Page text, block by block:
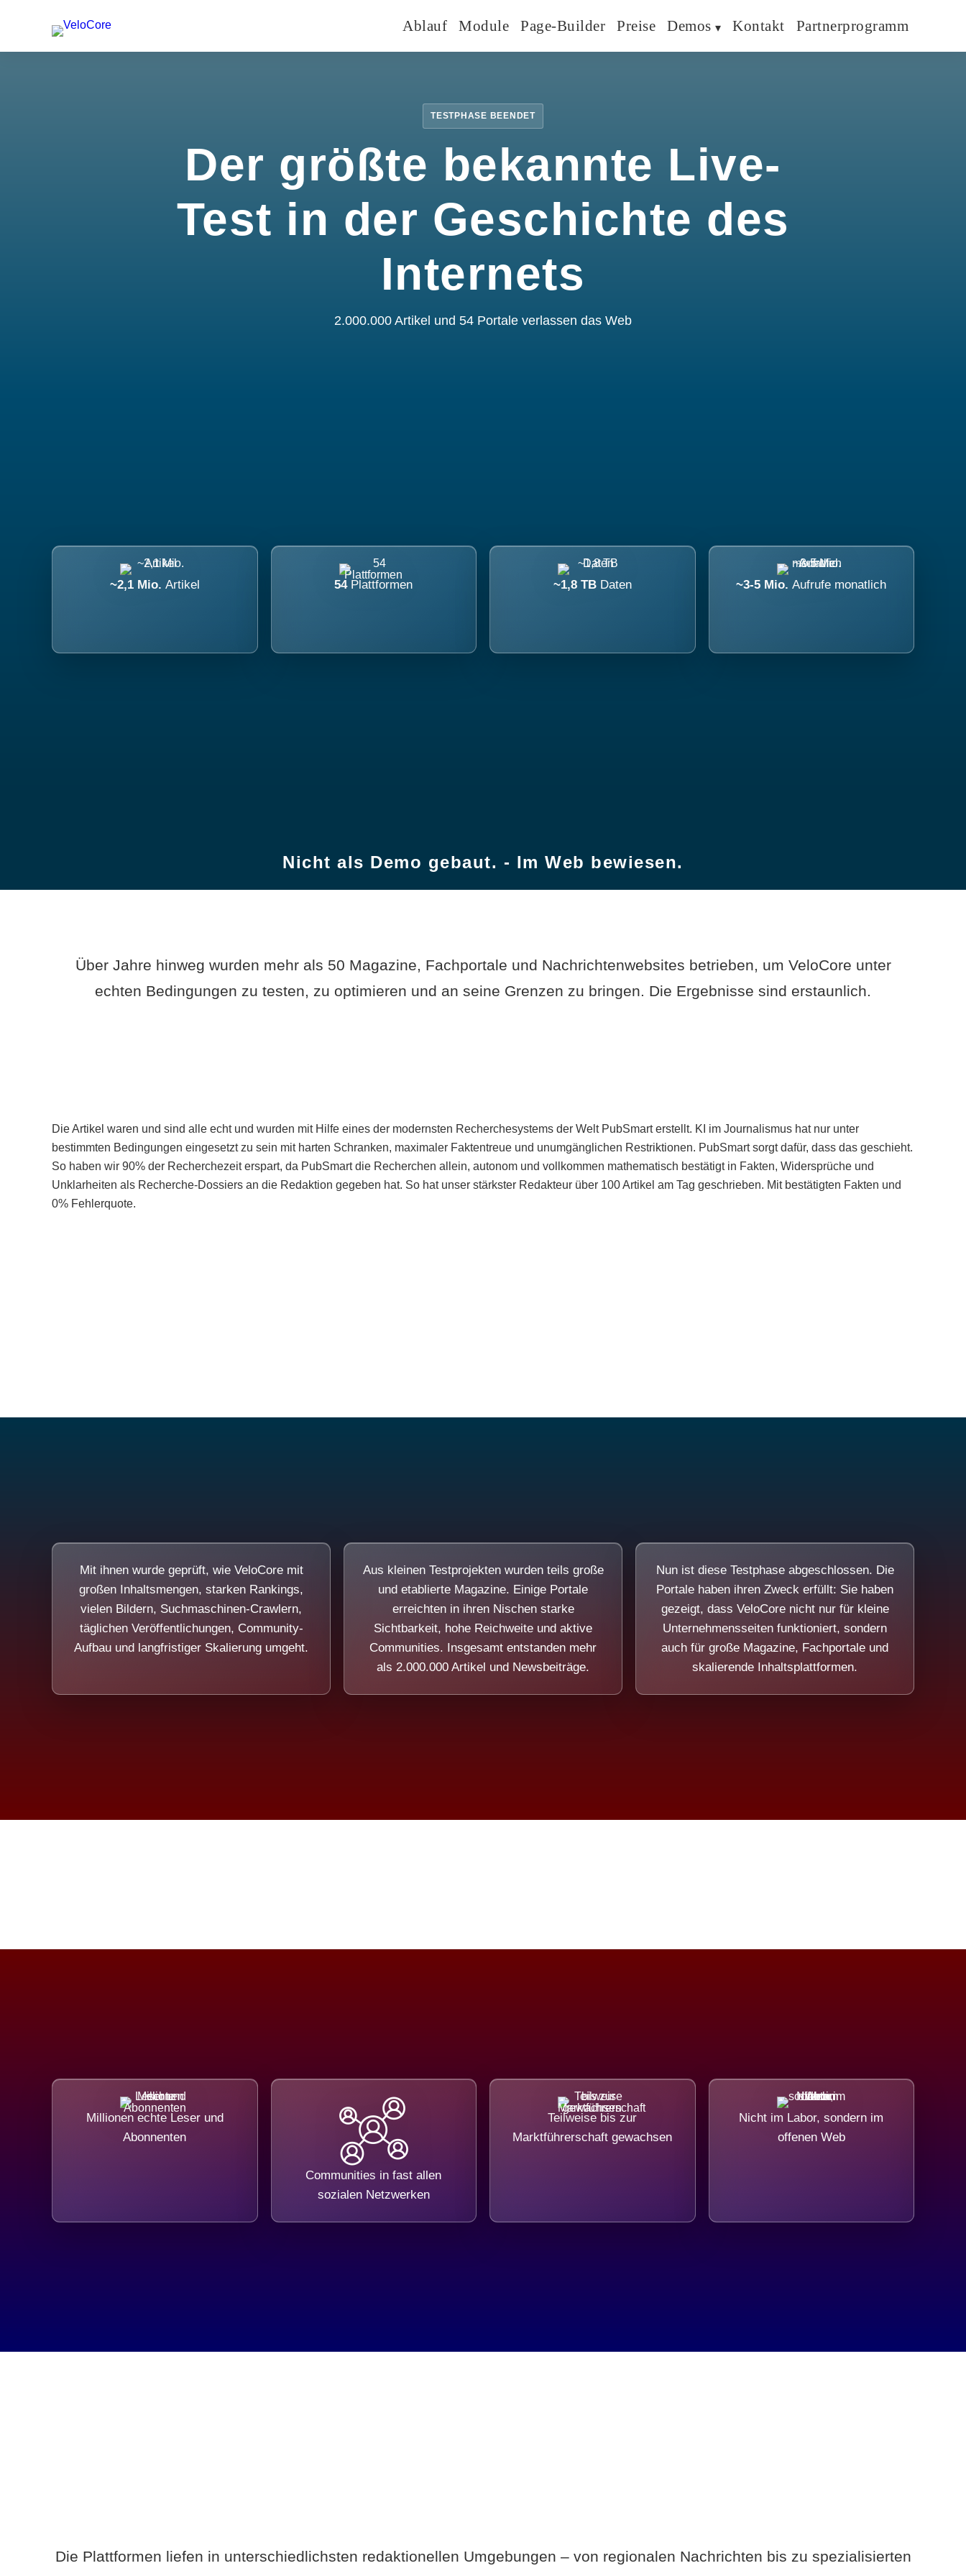
Ablauf Module Page-Builder Preise Demos Kontakt Partnerprogramm
TESTPHASE BEENDET
Der größte bekannte Live-
Test in der Geschichte des
Internets
2.000.000 Artikel und 54 Portale verlassen das Web
~2,1 Mio. Artikel 54 Plattformen ~1,8 TB Daten ~3-5 Mio.Aufrufe monatlich
Nicht als Demo gebaut. - Im Web bewiesen.
Über Jahre hinweg wurden mehr als 50 Magazine, Fachportale und Nachrichtenwebsites betrieben, um VeloCore unter
echten Bedingungen zu testen, zu optimieren und an seine Grenzen zu bringen. Die Ergebnisse sind erstaunlich.
Die Artikel waren und sind alle echt und wurden mit Hilfe eines der modernsten Recherchesystems der Welt PubSmart erstellt. KI im Journalismus hat nur unter
bestimmten Bedingungen eingesetzt zu sein mit harten Schranken, maximaler Faktentreue und unumgänglichen Restriktionen. PubSmart sorgt dafür, dass das geschieht.
So haben wir 90% der Recherchezeit erspart, da PubSmart die Recherchen allein, autonom und vollkommen mathematisch bestätigt in Fakten, Widersprüche und
Unklarheiten als Recherche-Dossiers an die Redaktion gegeben hat. So hat unser stärkster Redakteur über 100 Artikel am Tag geschrieben. Mit bestätigten Fakten und
0% Fehlerquote.
Mit ihnen wurde geprüft, wie VeloCore mit
großen Inhaltsmengen, starken Rankings,
vielen Bildern, Suchmaschinen-Crawlern,
täglichen Veröffentlichungen, Community-
Aufbau und langfristiger Skalierung umgeht.
Aus kleinen Testprojekten wurden teils große
und etablierte Magazine. Einige Portale
erreichten in ihren Nischen starke
Sichtbarkeit, hohe Reichweite und aktive
Communities. Insgesamt entstanden mehr
als 2.000.000 Artikel und Newsbeiträge.
Nun ist diese Testphase abgeschlossen. Die
Portale haben ihren Zweck erfüllt: Sie haben
gezeigt, dass VeloCore nicht nur für kleine
Unternehmensseiten funktioniert, sondern
auch für große Magazine, Fachportale und
skalierende Inhaltsplattformen.
Millionen echte Leser und
Abonnenten
Communities in fast allen
sozialen Netzwerken
Teilweise bis zur
Marktführerschaft gewachsen
Nicht im Labor, sondern im
offenen Web
Die Plattformen liefen in unterschiedlichsten redaktionellen Umgebungen – von regionalen Nachrichten bis zu spezialisierten